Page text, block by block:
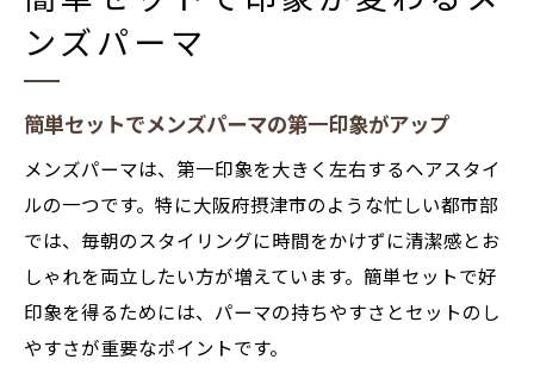
ンズパーマ
簡単セットでメンズパーマの第一印象がアップ
メンズパーマは、第一印象を大きく左右するヘアスタイ
ルの一つです。特に大阪府摂津市のような忙しい都市部
では、毎朝のスタイリングに時間をかけずに清潔感とお
しゃれを両立したい方が増えています。簡単セットで好
印象を得るためには、パーマの持ちやすさとセットのし
やすさが重要なポイントです。